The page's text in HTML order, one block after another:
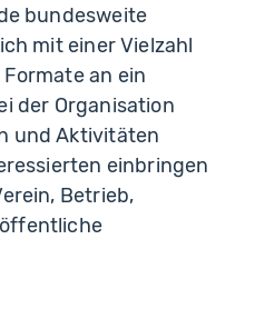
bundesweite
mit einer Vielzahl
an ein
der Organisation
und Aktivitäten
einbringen
Betrieb,